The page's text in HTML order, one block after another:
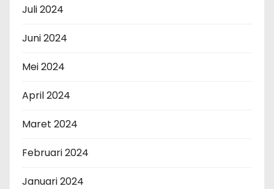
Juli 2024
Juni 2024
Mei 2024
April 2024
Maret 2024
Februari 2024
Januari 2024